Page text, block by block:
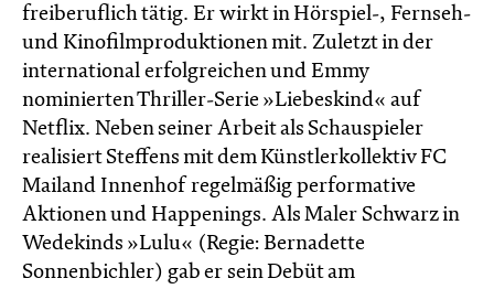
freiberuflich tätig. Er wirkt in Hörspiel-, Fernseh-
und Kinofilmproduktionen mit. Zuletzt in der
international erfolgreichen und Emmy
nominierten Thriller-Serie »Liebeskind« auf
Netflix. Neben seiner Arbeit als Schauspieler
realisiert Steffens mit dem Künstlerkollektiv FC
Mailand Innenhof regelmäßig performative
Aktionen und Happenings. Als Maler Schwarz in
Wedekinds »Lulu« (Regie: Bernadette
Sonnenbichler) gab er sein Debüt am